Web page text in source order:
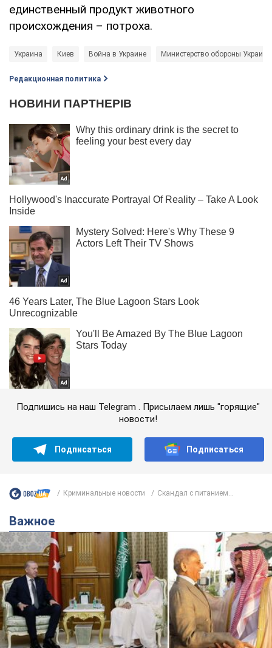
единственный продукт животного
происхождения – потроха.
Украина Киев Война в Украине Министерство обороны Украины
Редакционная политика
Подпишись на наш Telegram . Присылаем лишь "горящие"
новости!
Подписаться Подписаться
Криминальные новости Скандал с питанием...
Важное